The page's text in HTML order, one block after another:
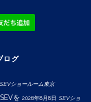
ログ
SEVショールーム東京
を 2026年8月8日 SEVショ